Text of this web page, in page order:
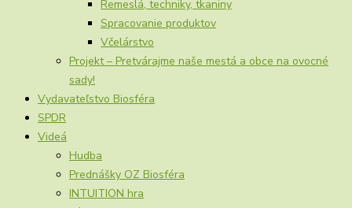
Remeslá, techniky, tkaniny
Spracovanie produktov
Včelárstvo
Projekt – Pretvárajme naše mestá a obce na ovocné
sady!
Vydavateľstvo Biosféra
SPDR
Videá
Hudba
Prednášky OZ Biosféra
INTUITION hra